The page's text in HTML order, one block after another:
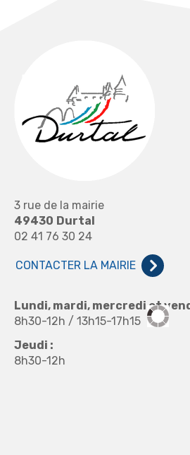
3 rue de la mairie
49430 Durtal
02 41 76 30 24
CONTACTER LA MAIRIE
Lundi, mardi, mercredi et
8h30-12h / 13h15-17h15
Jeudi :
8h30-12h